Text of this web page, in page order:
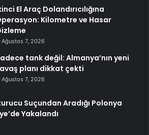
El Araç Dolandırıcılığına
Kilometre ve Hasar
Ağustos 7, 2026
tank değil: Almanya’nın yeni
planı dikkat çekti
Ağustos 7, 2026
Suçundan Aradığı Polonya
Yakalandı